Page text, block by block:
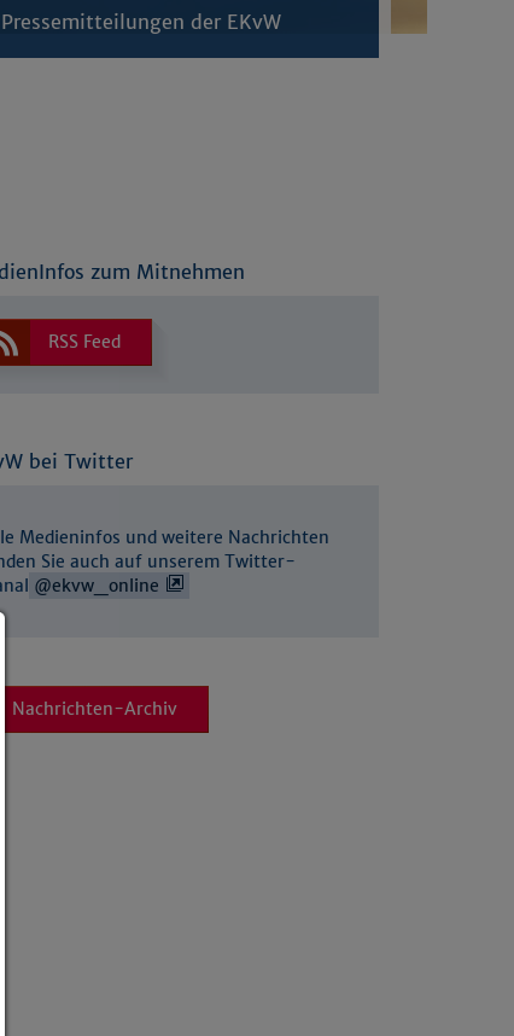
der EKvW
zum Mitnehmen
RSS Feed
bei Twitter
Medieninfos und weitere Nachrichten
Sie auch auf unserem Twitter-
@ekvw_online
Nachrichten-Archiv